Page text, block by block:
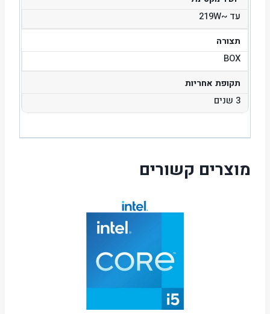
עד ~219W
תצורה
BOX
תקופת אחריות
3 שנים
מוצרים קשורים